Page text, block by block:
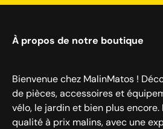
À propos de notre boutique
Bienvenue chez MalinMatos !
de pièces, accessoires et
vélo, le jardin et bien plus
qualité à prix malins, avec une